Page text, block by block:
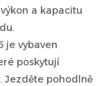
a kapacitu
je vybaven
poskytují
Jezděte pohodlně